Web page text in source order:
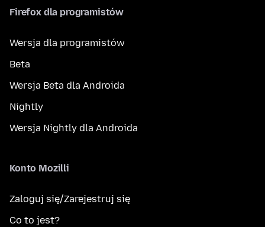
Firefox dla programistów
Wersja dla programistów
Beta
Wersja Beta dla Androida
Nightly
Wersja Nightly dla Androida
Konto Mozilli
Zaloguj się/Zarejestruj się
Co to jest?